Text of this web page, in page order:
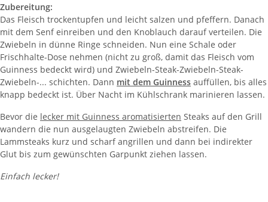
Zubereitung:
Das Fleisch trockentupfen und leicht salzen und pfeffern. Danach
mit dem Senf einreiben und den Knoblauch darauf verteilen. Die
Zwiebeln in dünne Ringe schneiden. Nun eine Schale oder
Frischhalte-Dose nehmen (nicht zu groß, damit das Fleisch vom
Guinness bedeckt wird) und Zwiebeln-Steak-Zwiebeln-Steak-
Zwiebeln-... schichten. Dann mit dem Guinness auffüllen, bis alles
knapp bedeckt ist. Über Nacht im Kühlschrank marinieren lassen.
Bevor die lecker mit Guinness aromatisierten Steaks auf den Grill
wandern die nun ausgelaugten Zwiebeln abstreifen. Die
Lammsteaks kurz und scharf angrillen und dann bei indirekter
Glut bis zum gewünschten Garpunkt ziehen lassen.
Einfach lecker!